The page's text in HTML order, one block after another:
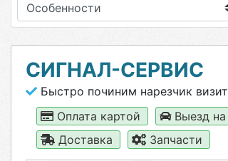
Особенности
СИГНАЛ-СЕРВИС
Быстро починим нарезчик
Оплата картой
Выезд
Доставка
Запчасти